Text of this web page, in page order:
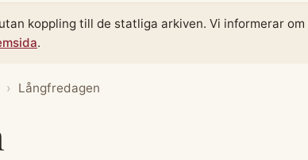
koppling till de statliga arkiven. Vi informerar
.
› Långfredagen